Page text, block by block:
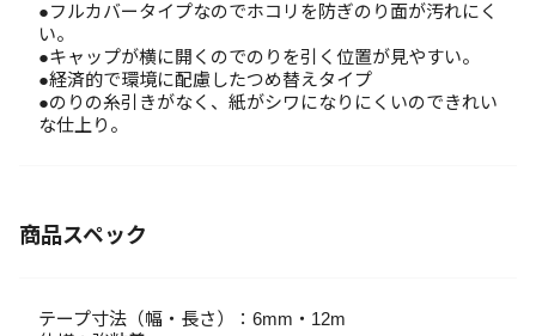
●フルカバータイプなのでホコリを防ぎのり面が汚れにく
い。
●キャップが横に開くのでのりを引く位置が見やすい。
●経済的で環境に配慮したつめ替えタイプ
●のりの糸引きがなく、紙がシワになりにくいのできれい
な仕上り。
商品スペック
テープ寸法（幅・長さ）：6mm・12m